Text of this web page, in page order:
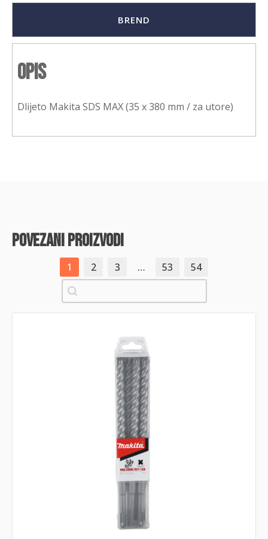
BREND
Opis
Dlijeto Makita SDS MAX (35 x 380 mm / za utore)
povezani proizvodi
1 2 3 … 53
54
Pretraži